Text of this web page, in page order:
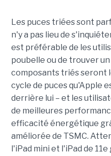
Les puces triées sont
n'y a pas lieu de
est préférable de les
poubelle ou de trouver
composants triés seront
cycle de puces qu'Apple
derrière lui – et les
de meilleures
efficacité énergétique
améliorée de TSMC.
l'iPad mini et l'iPad de